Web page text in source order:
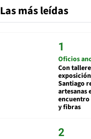
Las más leídas
Oficios
Con
Santiago
artesanas
encuentro
y fibras